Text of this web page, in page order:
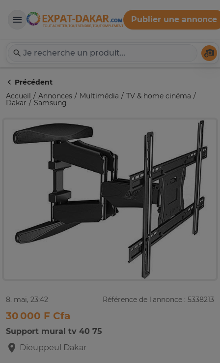
Expat-Dakar
Publier une annonce
Précédent
Accueil
Annonces Multimédia TV & home cinéma
Dakar Samsung
8. mai, 23:42 Référence de l'annonce : 5338213
30 000 F Cfa
Support mural tv 40 75
Dieuppeul
Dakar